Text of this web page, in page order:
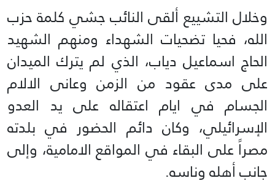
وخلال التشييع ألقى النائب جشي كلمة حزب
الله، فحيا تضحيات الشهداء ومنهم الشهيد
الحاج اسماعيل ‏دياب، الذي لم يترك الميدان
على مدى عقود من الزمن وعانى الالام
الجسام في ايام اعتقاله على يد العدو
‏الإسرائيلي، وكان دائم الحضور في بلدته
مصراً على البقاء في المواقع الامامية، وإلى
جانب أهله وناسه.‏